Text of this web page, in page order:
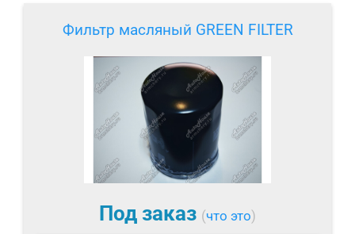
Фильтр масляный GREEN FILTER
Под заказ (что это)